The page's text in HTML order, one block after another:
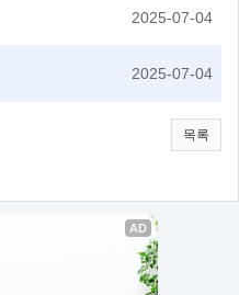
2025-07-04
2025-07-04
목록